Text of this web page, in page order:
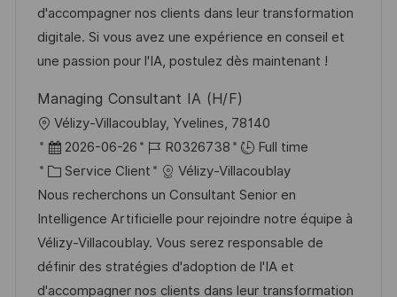
s
a
t
o
n
’
a
f
i
c
h
a
g
e
e
n
c
d
u
p
o
s
t
e
g
o
r
e
d'accompagner nos clients dans leur transformation
digitale. Si vous avez une expérience en conseil et
une passion pour l'IA, postulez dès maintenant !
Managing Consultant IA (H/F)
o
c
a
l
i
s
a
Vélizy-Villacoublay, Yvelines, 78140
D
a
t
e
d
’
a
2026-06-26
R
é
f
é
r
e
n
R0326738
Full time
C
a
t
é
g
o
Service Client
Vélizy-Villacoublay
Nous recherchons un Consultant Senior en
Intelligence Artificielle pour rejoindre notre équipe à
Vélizy-Villacoublay. Vous serez responsable de
définir des stratégies d'adoption de l'IA et
d'accompagner nos clients dans leur transformation